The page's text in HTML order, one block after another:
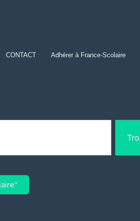
CONTACT Adhérer à France-Scolaire